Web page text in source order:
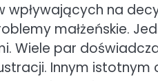
wpływających na
małżeńskie.
Wiele par
Innym istotnym